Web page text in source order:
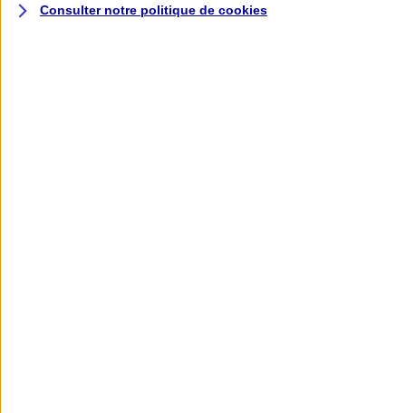
Consulter notre politique de cookies